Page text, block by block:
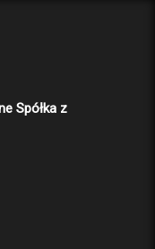
Spółka z